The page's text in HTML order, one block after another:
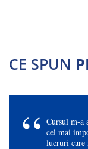
CE SPUN
Cursul m-a
cel mai
lucruri care